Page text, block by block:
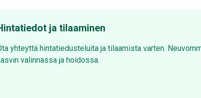
ja tilaaminen
yhteyttä hintatiedusteluita ja tilaamista varten.
valinnassa ja hoidossa.